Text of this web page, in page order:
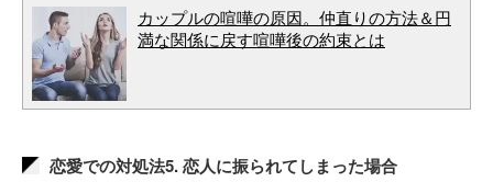
カップルの喧嘩の原因。仲直りの方法＆円
満な関係に戻す喧嘩後の約束とは
恋愛での対処法5. 恋人に振られてしまった場合